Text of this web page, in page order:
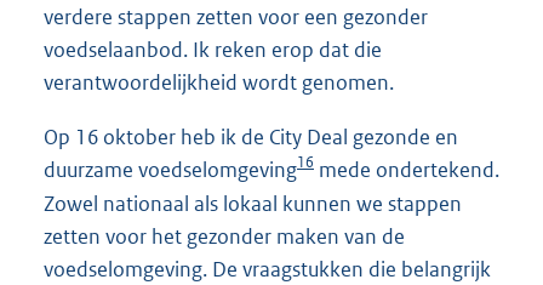
verdere stappen zetten voor een gezonder
voedselaanbod. Ik reken erop dat die
verantwoordelijkheid wordt genomen.
Op 16 oktober heb ik de City Deal gezonde en
duurzame voedselomgeving16 mede ondertekend.
Zowel nationaal als lokaal kunnen we stappen
zetten voor het gezonder maken van de
voedselomgeving. De vraagstukken die belangrijk